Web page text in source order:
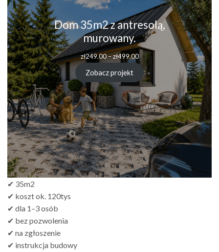
Dom 35m2 z antresolą,
murowany.
zł249.00–zł499.00Zakres
cen:
od
zł249.00
do
zł499.00
Zobacz projekt
✔ 35m2
✔ koszt ok. 120tys
✔ dla 1–3 osób
✔ bez pozwolenia
✔ na zgłoszenie
✔ instrukcja budowy